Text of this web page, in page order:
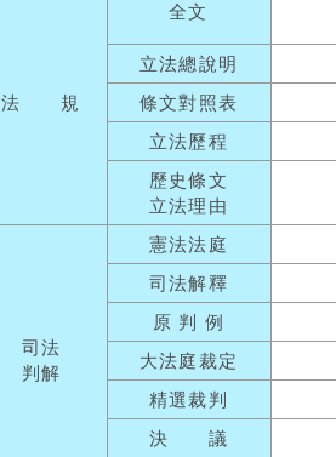
法 規
全文
立法總說明
條文對照表
立法歷程
歷史條文
立法理由
司法
判解
憲法法庭
司法解釋
原 判 例
大法庭裁定
精選裁判
決 議